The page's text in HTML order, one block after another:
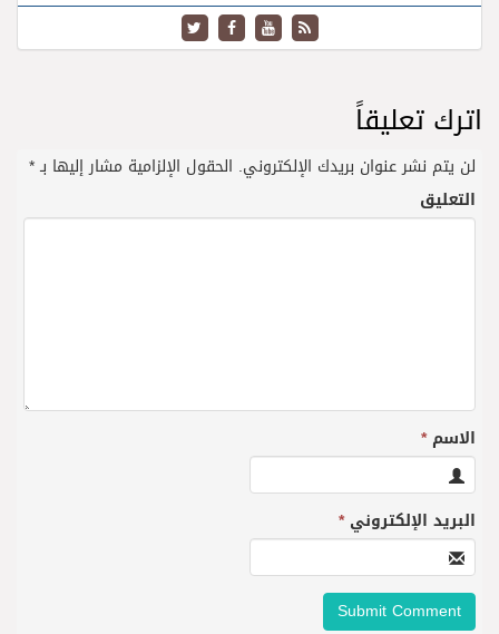
اترك تعليقاً
لن يتم نشر عنوان بريدك الإلكتروني. الحقول الإلزامية مشار إليها بـ*
التعليق
الاسم*
البريد الإلكتروني*